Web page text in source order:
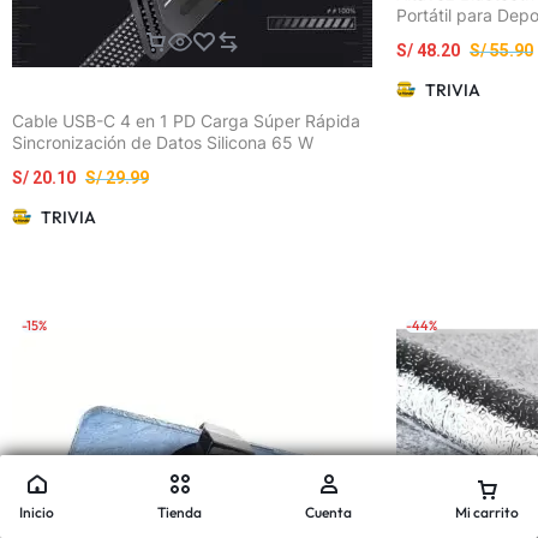
Cable USB-C 4 en 1 PD Carga Súper Rápida
Sincronización de Datos Silicona 65 W
S/29.99
S/ 20.10
TRIVIA
Portátil para
S/55.90
S/48.20
TRIVIA
-15% -44%
Inicio Tienda Cuenta Mi carrito